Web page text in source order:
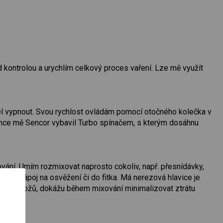
a urychlím celkový proces vaření. Lze mě využít
Svou rychlost ovládám pomocí otočného kolečka v
mě Sencor vybavil Turbo spínačem, s kterým dosáhnu
Umím rozmixovat naprosto cokoliv, např. přesnídávky,
nápoj na osvěžení či do fitka. Má nerezová hlavice je
nožů, dokážu během mixování minimalizovat ztrátu